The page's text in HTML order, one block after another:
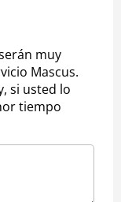
muy
Mascus.
si usted lo
tiempo